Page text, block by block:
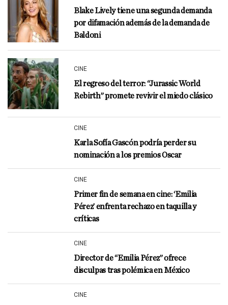
Blake Lively tiene una segunda demanda
por difamación además de la demanda de
Baldoni
CINE
El regreso del terror: “Jurassic World
Rebirth” promete revivir el miedo clásico
CINE
Karla Sofía Gascón podría perder su
nominación a los premios Oscar
CINE
Primer fin de semana en cine: ‘Emilia
Pérez’ enfrenta rechazo en taquilla y
críticas
CINE
Director de “Emilia Pérez” ofrece
disculpas tras polémica en México
CINE